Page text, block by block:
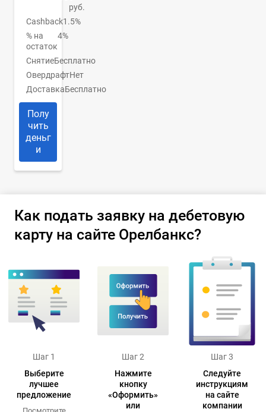
руб.
Cashback1.5%
% на
остаток
4%
СнятиеБесплатно
ОвердрафтНет
ДоставкаБесплатно
Полу
чить
деньг
и
Как подать заявку на дебетовую
карту на сайте Орелбанкс?
Шаг 1
Выберите
лучшее
предложение
Шаг 2
Нажмите
кнопку
«Оформить»
или
Шаг 3
Следуйте
инструкциям
на сайте
компании